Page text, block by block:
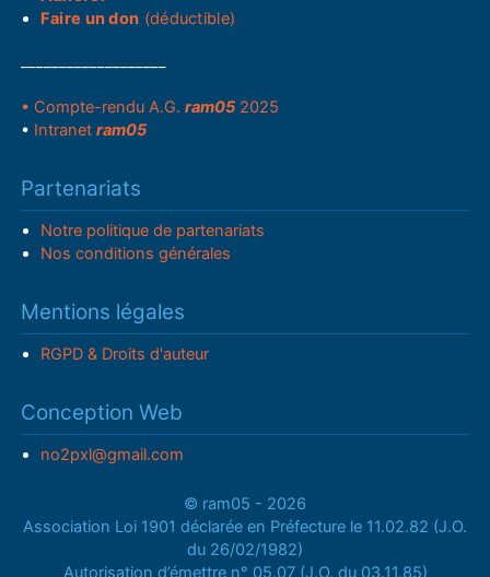
Faire un don (déductible)
• Compte-rendu A.G.ram05 2025
• Intranetram05
Partenariats
Notre politique de partenariats
Nos conditions générales
Mentions légales
RGPD & Droits d'auteur
Conception Web
no2pxl@gmail.com
© ram05 - 2026
Association Loi 1901 déclarée en Préfecture le 11.02.82 (J.O.
du 26/02/1982)
Autorisation d’émettre n° 05.07 (J.O. du 03.11.85)